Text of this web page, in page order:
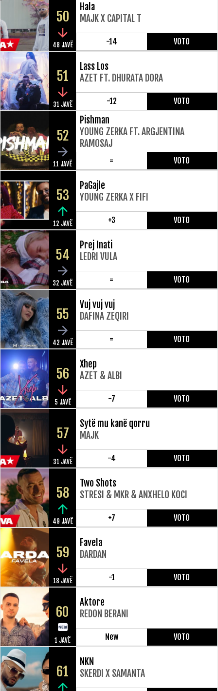
50
48 JAVË
Hala
MAJK X CAPITAL T
-14 VOTO
51
31 JAVË
Lass Los
AZET FT. DHURATA DORA
-12 VOTO
52
11 JAVË
Pishman
YOUNG ZERKA FT. ARGJENTINA
RAMOSAJ
= VOTO
53
12 JAVË
PaGajle
YOUNG ZERKA X FIFI
+3 VOTO
54
32 JAVË
Prej Inati
LEDRI VULA
= VOTO
55
42 JAVË
Vuj vuj vuj
DAFINA ZEQIRI
= VOTO
56
5 JAVË
Xhep
AZET & ALBI
-7 VOTO
57
31 JAVË
Sytë mu kanë qorru
MAJK
-4 VOTO
58
49 JAVË
Two Shots
STRESI & MKR & ANXHELO KOCI
+7 VOTO
59
18 JAVË
Favela
DARDAN
-1 VOTO
60
1 JAVË
Aktore
REDON BERANI
New VOTO
61
NKN
SKERDI X SAMANTA